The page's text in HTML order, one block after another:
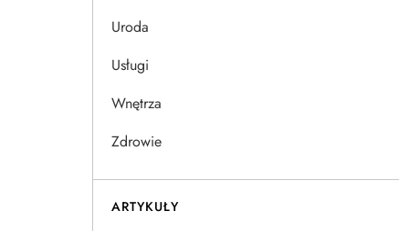
Uroda
Usługi
Wnętrza
Zdrowie
ARTYKUŁY